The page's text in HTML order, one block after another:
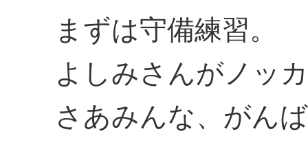
まずは守備練習。
よしみさんがノッ
さあみんな、がん